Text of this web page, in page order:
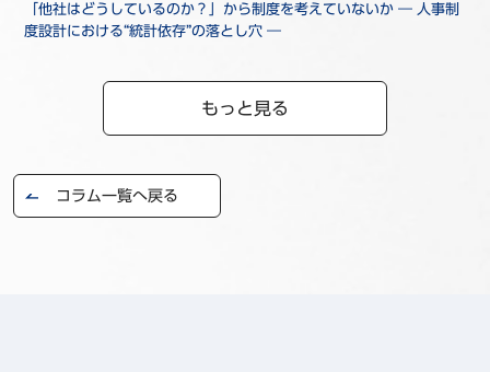
「他社はどうしているのか？」から制度を考えていないか ― 人事制
度設計における“統計依存”の落とし穴 ―
もっと見る
コラム一覧へ戻る